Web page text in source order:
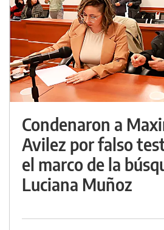
Condenaron a
Avilez por falso
el marco de la
Luciana Muñoz